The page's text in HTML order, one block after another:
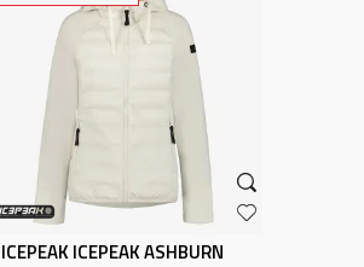
ICEPEAK ICEPEAK ASHBURN